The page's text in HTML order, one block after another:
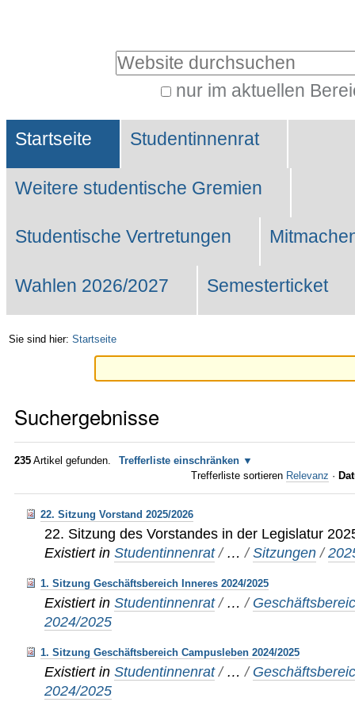
Website durchsuchen
nur im aktuellen
Suche…
Sektionen
Startseite Studentinnenrat
Weitere studentische Gremien
Studentische Vertretungen
Wahlen 2026/2027 Semesterticket
Sie sind hier: Startseite
Suchergebnisse
235 Artikel gefunden.
Trefferliste einschränken
Trefferliste sortieren Relevanz ·
22. Sitzung Vorstand 2025/2026
22. Sitzung des Vorstandes in der Legislatur
Existiert in Studentinnenrat / …/Sitzungen /
1. Sitzung Geschäftsbereich Inneres 2024/2025
Existiert in Studentinnenrat / …/
2024/2025
1. Sitzung Geschäftsbereich Campusleben 2024/2025
Existiert in Studentinnenrat / …/
2024/2025